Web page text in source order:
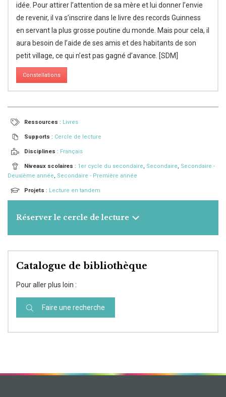
idée. Pour attirer l’attention de sa mère et lui donner l’envie
de revenir, il va s’inscrire dans le livre des records Guinness
en servant la plus grosse poutine du monde. Mais pour cela, il
aura besoin de l’aide de ses amis et des habitants de son
petit village, ce qui n’est pas gagné d’avance. [SDM]
Constellations
Ressources : Livres
Supports : Cercle de lecture
Disciplines : Français
Niveaux scolaires : 1er cycle du secondaire, Secondaire, Secondaire -
Deuxième année, Secondaire - Première année
Projets : Lecture en tandem
Réserver le cercle de lecture
Catalogue de bibliothèque
Pour aller plus loin :
Faire une recherche